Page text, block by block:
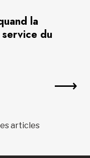
la
du
articles